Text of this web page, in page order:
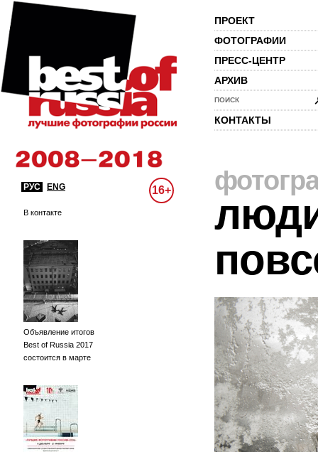
ПРОЕКТ
ФОТОГРАФИИ
ПРЕСС-ЦЕНТР
АРХИВ
ПОИСК
КОНТАКТЫ
РУС ENG 16+
В контакте
Объявление итогов
Best of Russia 2017
состоится в марте